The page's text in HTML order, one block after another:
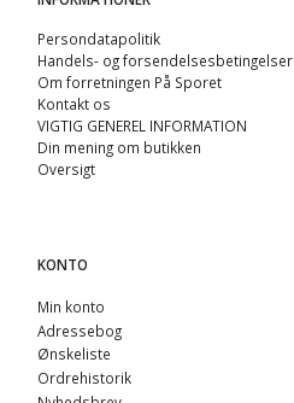
Persondatapolitik
Handels- og forsendelsesbetingelser
Om forretningen På Sporet
Kontakt os
VIGTIG GENEREL INFORMATION
Din mening om butikken
Oversigt
KONTO
Min konto
Adressebog
Ønskeliste
Ordrehistorik